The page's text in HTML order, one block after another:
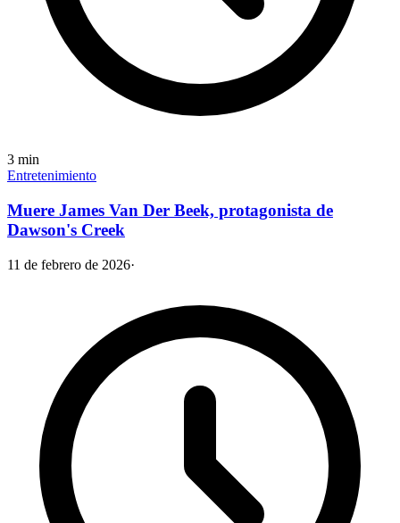
3 min
Entretenimiento
Muere James Van Der Beek, protagonista de
Dawson's Creek
11 de febrero de 2026·